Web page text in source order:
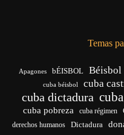
Temas
Apagones bÉISBOL Béisbol
cuba béisbol cuba
cuba dictadura
cuba pobreza cuba régimen
derechos humanos Dictadura